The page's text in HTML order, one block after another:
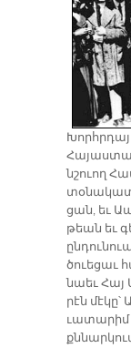
նշուող
ցան, եւ
թեան եւ
ծուե­ցաւ
նաեւ Հայ
րէն
ւա­տա­րիմ